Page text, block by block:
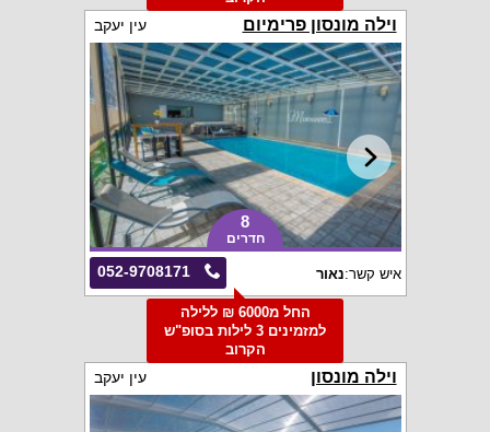
וילה מונסון פרימיום עין יעקב
8
חדרים
052-9708171 איש קשר:נאור
החל מ6000 ₪ ללילה
למזמינים 3 לילות בסופ"ש
הקרוב
וילה מונסון עין יעקב